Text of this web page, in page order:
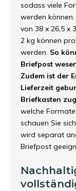
sodass viele
werden
von 38 x 26,5 x
2 kg können
werden. So
Briefpost
Zudem ist der
Lieferzeit
Briefkasten
welche
schauen Sie
wird separat
Briefpost